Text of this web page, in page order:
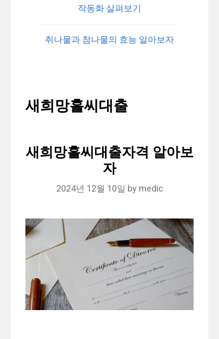
작동화 살펴보기
취나물과 참나물의 효능 알아보자
새희망홀씨대출
새희망홀씨대출자격 알아보
자
2024년 12월 10일 by medic